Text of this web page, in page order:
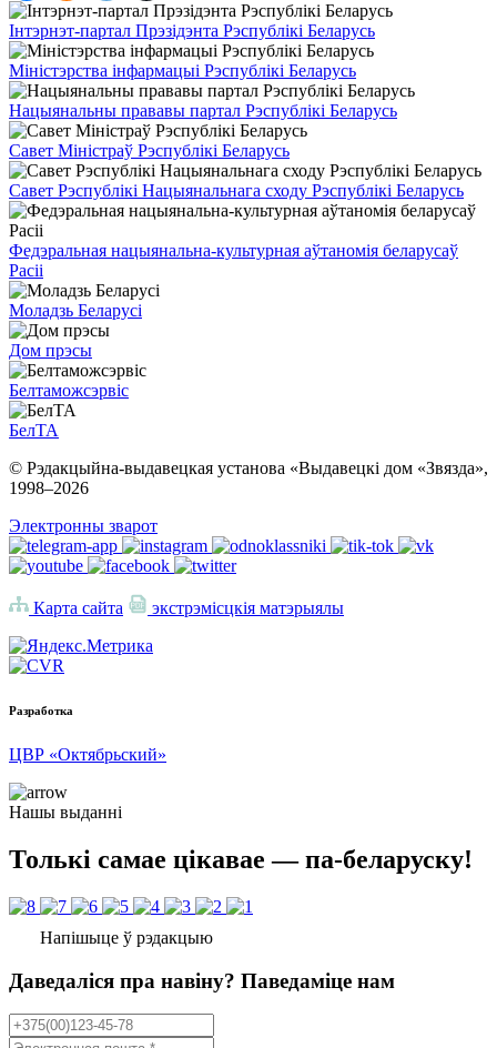
Інтэрнэт-партал Прэзідэнта Рэспублікі Беларусь
Міністэрства інфармацыі Рэспублікі Беларусь
Нацыянальны прававы партал Рэспублікі Беларусь
Савет Міністраў Рэспублікі Беларусь
Савет Рэспублікі Нацыянальнага сходу Рэспублікі Беларусь
Федэральная нацыянальна-культурная аўтаномія беларусаў
Расіі
Моладзь Беларусі
Дом прэсы
Белтаможсэрвіс
БелТА
© Рэдакцыйна-выдавецкая установа «Выдавецкі дом «Звязда»,
1998–2026
Электронны зварот
Карта сайта экстрэмісцкія матэрыялы
Разработка
ЦВР «Октябрьский»
Нашы выданні
Толькі самае цікавае — па-беларуску!
Напішыце ў рэдакцыю
Даведаліся пра навіну? Паведаміце нам